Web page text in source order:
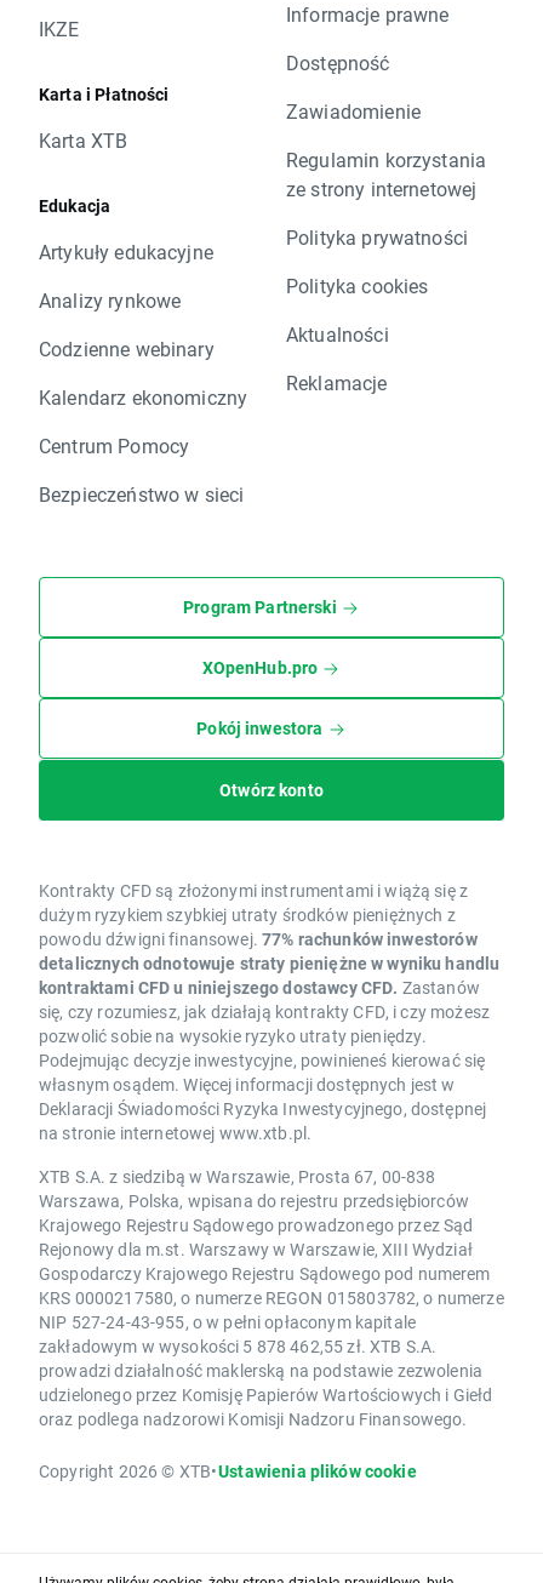
IKZE
Karta i Płatności
Karta XTB
Edukacja
Artykuły edukacyjne
Analizy rynkowe
Codzienne webinary
Kalendarz ekonomiczny
Centrum Pomocy
Bezpieczeństwo w sieci
Informacje prawne
Dostępność
Zawiadomienie
Regulamin korzystania
ze strony internetowej
Polityka prywatności
Polityka cookies
Aktualności
Reklamacje
Program Partnerski
XOpenHub.pro
Pokój inwestora
Otwórz konto
Kontrakty CFD są złożonymi instrumentami i wiążą się z
dużym ryzykiem szybkiej utraty środków pieniężnych z
powodu dźwigni finansowej. 77% rachunków inwestorów
detalicznych odnotowuje straty pieniężne w wyniku handlu
kontraktami CFD u niniejszego dostawcy CFD. Zastanów
się, czy rozumiesz, jak działają kontrakty CFD, i czy możesz
pozwolić sobie na wysokie ryzyko utraty pieniędzy.
Podejmując decyzje inwestycyjne, powinieneś kierować się
własnym osądem. Więcej informacji dostępnych jest w
Deklaracji Świadomości Ryzyka Inwestycyjnego, dostępnej
na stronie internetowej www.xtb.pl.
XTB S.A. z siedzibą w Warszawie, Prosta 67, 00-838
Warszawa, Polska, wpisana do rejestru przedsiębiorców
Krajowego Rejestru Sądowego prowadzonego przez Sąd
Rejonowy dla m.st. Warszawy w Warszawie, XIII Wydział
Gospodarczy Krajowego Rejestru Sądowego pod numerem
KRS 0000217580, o numerze REGON 015803782, o numerze
NIP 527-24-43-955, o w pełni opłaconym kapitale
zakładowym w wysokości 5 878 462,55 zł. XTB S.A.
prowadzi działalność maklerską na podstawie zezwolenia
udzielonego przez Komisję Papierów Wartościowych i Giełd
oraz podlega nadzorowi Komisji Nadzoru Finansowego.
Copyright 2026 © XTB•Ustawienia plików cookie